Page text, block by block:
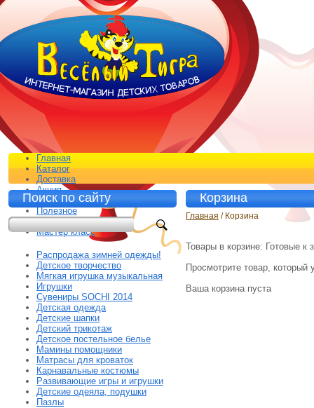
Главная
Каталог
Доставка
Акция
Контакты
Полезное
Отзывы
Мастер класс
Корзина
Главная / Корзина
Товары в корзине: Готовые к
Просмотрите товар, который
Ваша корзина пуста
Поиск по сайту
Распродажа зимней одежды!
Детское творчество
Мягкая игрушка музыкальная
Игрушки
Сувениры SOCHI 2014
Детская одежда
Детские шапки
Детский трикотаж
Детское постельное белье
Мамины помощники
Матрасы для кроваток
Карнавальные костюмы
Развивающие игры и игрушки
Детские одеяла, подушки
Пазлы